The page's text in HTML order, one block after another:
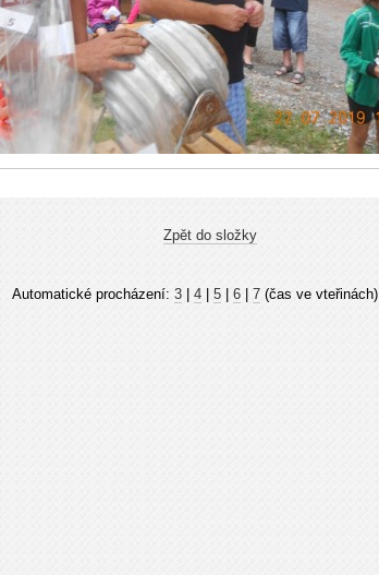
Zpět do složky
Automatické procházení: 3| 4| 5| 6| 7(čas ve vteřinách)